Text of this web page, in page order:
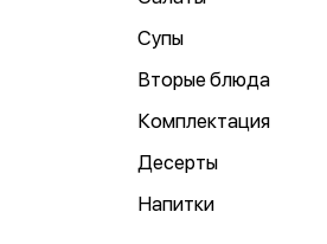
Супы
Вторые блюда
Комплектация
Десерты
Напитки